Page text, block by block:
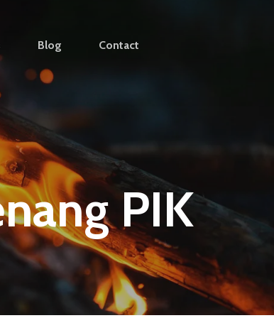
Blog Contact
PIK